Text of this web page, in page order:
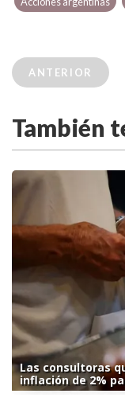
ANTERIOR
También
Las consultoras
inflación de 2%